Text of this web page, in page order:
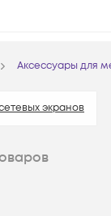
Возврат
База знаний
Аксессуары для
экранов